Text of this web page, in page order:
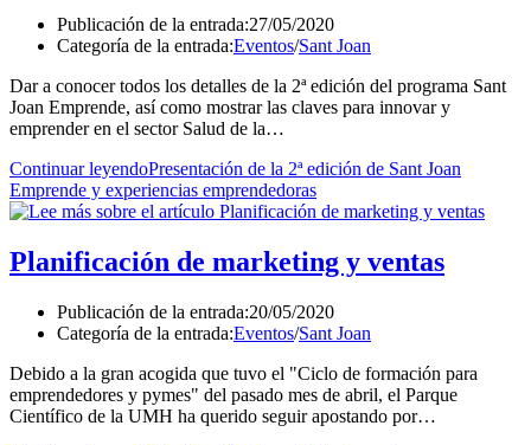
Publicación de la entrada:27/05/2020
Categoría de la entrada:Eventos/Sant Joan
Dar a conocer todos los detalles de la 2ª edición del programa Sant
Joan Emprende, así como mostrar las claves para innovar y
emprender en el sector Salud de la…
Continuar leyendoPresentación de la 2ª edición de Sant Joan
Emprende y experiencias emprendedoras
Planificación de marketing y ventas
Publicación de la entrada:20/05/2020
Categoría de la entrada:Eventos/Sant Joan
Debido a la gran acogida que tuvo el "Ciclo de formación para
emprendedores y pymes" del pasado mes de abril, el Parque
Científico de la UMH ha querido seguir apostando por…